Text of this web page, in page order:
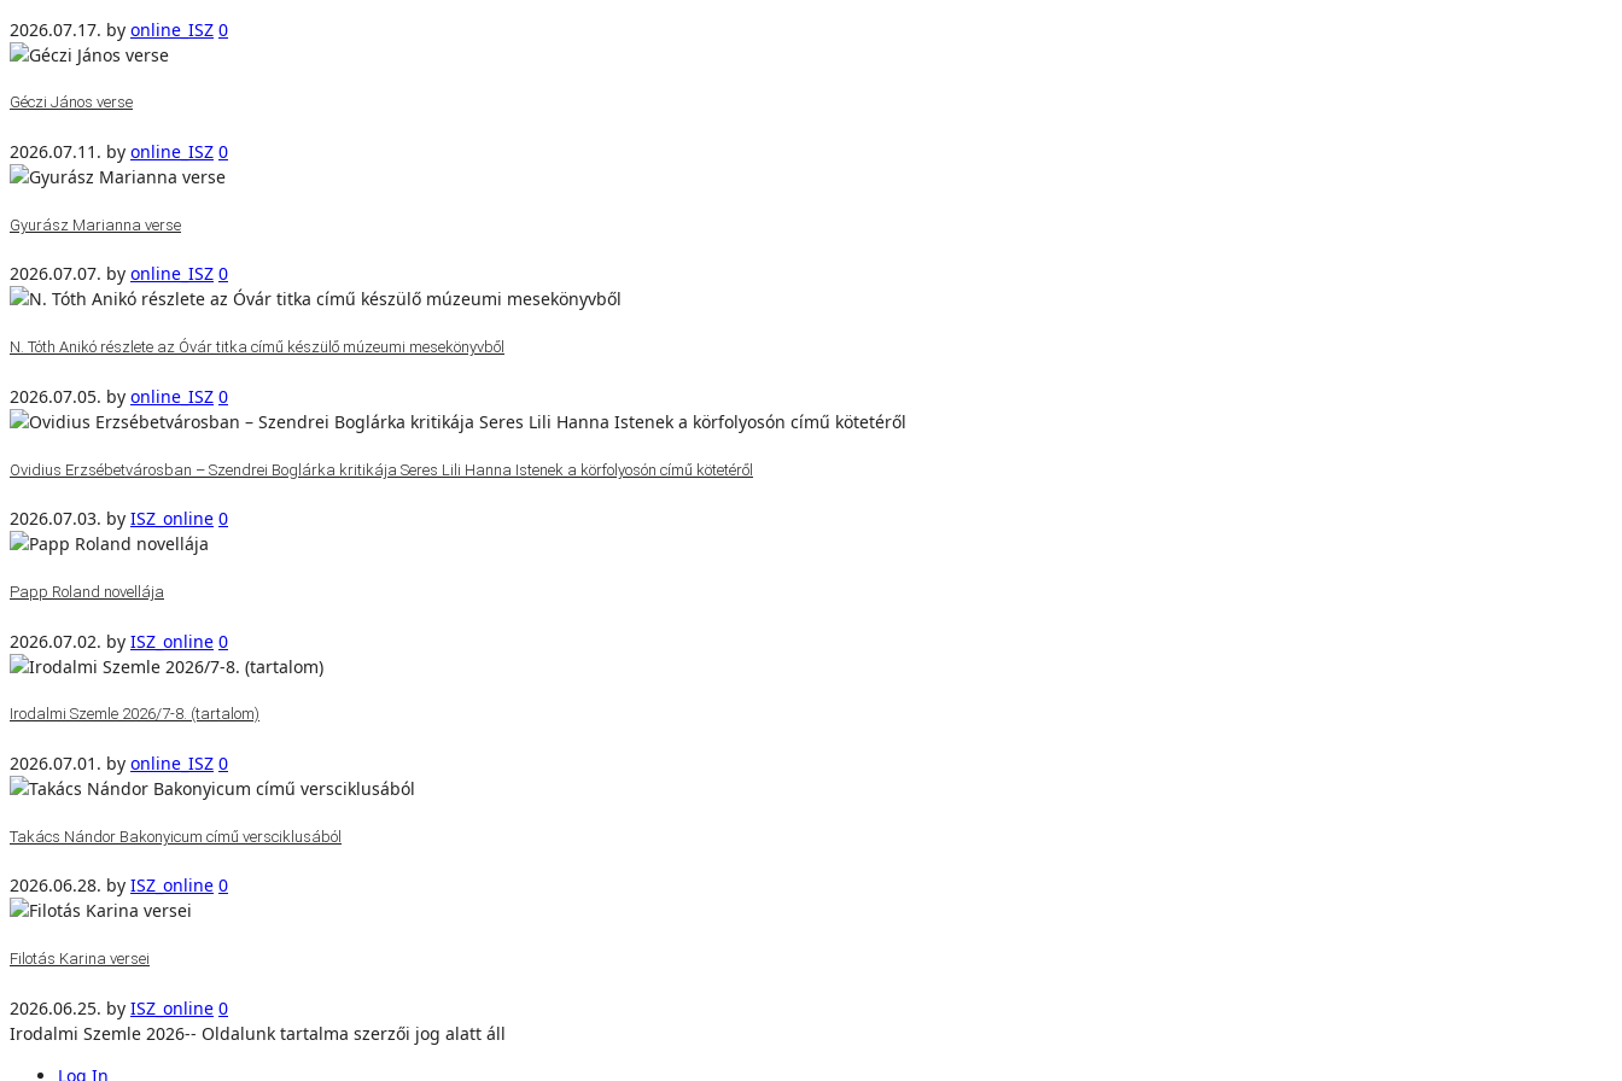
2026.07.17. by online_ISZ 0
Géczi János verse
2026.07.11. by online_ISZ 0
Gyurász Marianna verse
2026.07.07. by online_ISZ 0
N. Tóth Anikó részlete az Óvár titka című készülő múzeumi mesekönyvből
2026.07.05. by online_ISZ 0
Ovidius Erzsébetvárosban – Szendrei Boglárka kritikája Seres Lili Hanna Istenek a körfolyosón című kötetéről
2026.07.03. by ISZ_online 0
Papp Roland novellája
2026.07.02. by ISZ_online 0
Irodalmi Szemle 2026/7-8. (tartalom)
2026.07.01. by online_ISZ 0
Takács Nándor Bakonyicum című versciklusából
2026.06.28. by ISZ_online 0
Filotás Karina versei
2026.06.25. by ISZ_online 0
Irodalmi Szemle 2026-- Oldalunk tartalma szerzői jog alatt áll
Log In